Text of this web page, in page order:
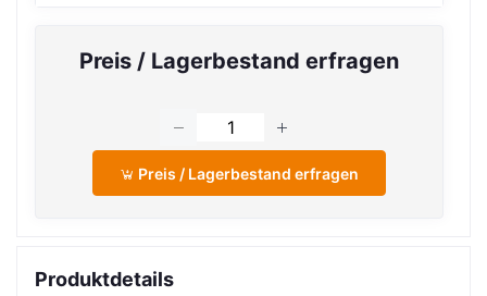
Preis / Lagerbestand erfragen
Preis / Lagerbestand erfragen
Produktdetails